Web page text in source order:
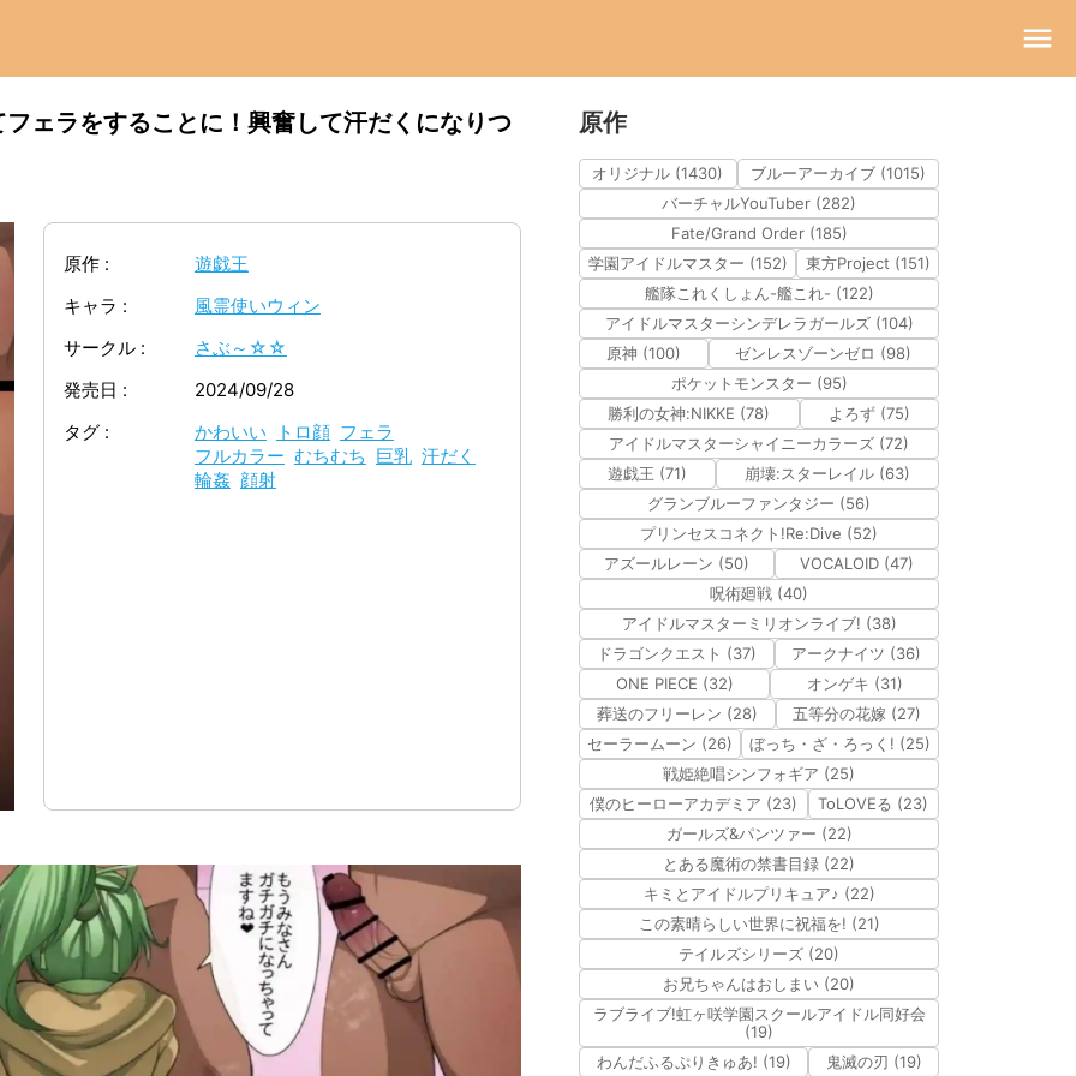
ェラをすることに！興奮して汗だくになりつ
原作
遊戯王
キャラ
風霊使いウィン
サークル
さぶ～☆☆
発売日
2024/09/28
タグ
かわいい トロ顔 フェラ
フルカラー むちむち 巨乳 汗だく
輪姦 顔射
原作
オリジナル (1430)
ブルーアーカイブ (1015)
バーチャルYouTuber (282)
Fate/Grand Order (185)
学園アイドルマスター (152)
東方Project (151)
艦隊これくしょん-艦これ- (122)
アイドルマスターシンデレラガールズ (104)
原神 (100)
ゼンレスゾーンゼロ (98)
ポケットモンスター (95)
勝利の女神:NIKKE (78)
よろず (75)
アイドルマスターシャイニーカラーズ (72)
遊戯王 (71)
崩壊:スターレイル (63)
グランブルーファンタジー (56)
プリンセスコネクト!Re:Dive (52)
アズールレーン (50)
VOCALOID (47)
呪術廻戦 (40)
アイドルマスターミリオンライブ! (38)
ドラゴンクエスト (37)
アークナイツ (36)
ONE PIECE (32)
オンゲキ (31)
葬送のフリーレン (28)
五等分の花嫁 (27)
セーラームーン (26)
ぼっち・ざ・ろっく! (25)
戦姫絶唱シンフォギア (25)
僕のヒーローアカデミア (23)
ToLOVEる (23)
ガールズ&パンツァー (22)
とある魔術の禁書目録 (22)
キミとアイドルプリキュア♪ (22)
この素晴らしい世界に祝福を! (21)
テイルズシリーズ (20)
お兄ちゃんはおしまい (20)
ラブライブ!虹ヶ咲学園スクールアイドル同好会
(19)
わんだふるぷりきゅあ! (19)
鬼滅の刃 (19)